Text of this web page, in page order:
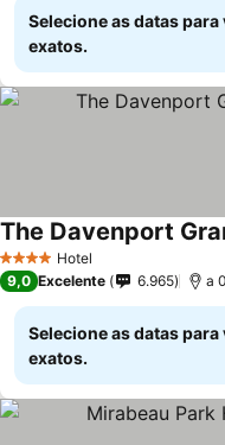
Selecione as datas
exatos.
4 EstrelasHotel
The Davenport
9,0 Excelente 6.965 a
Selecione as datas
exatos.